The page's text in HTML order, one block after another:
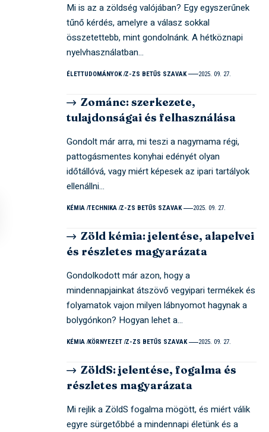
Mi is az a zöldség valójában? Egy egyszerűnek
tűnő kérdés, amelyre a válasz sokkal
összetettebb, mint gondolnánk. A hétköznapi
nyelvhasználatban…
ÉLETTUDOMÁNYOK Z-ZS BETŰS SZAVAK 2025. 09. 27.
Zománc: szerkezete,
tulajdonságai és felhasználása
Gondolt már arra, mi teszi a nagymama régi,
pattogásmentes konyhai edényét olyan
időtállóvá, vagy miért képesek az ipari tartályok
ellenállni…
KÉMIA TECHNIKA Z-ZS BETŰS SZAVAK 2025. 09. 27.
Zöld kémia: jelentése, alapelvei
és részletes magyarázata
Gondolkodott már azon, hogy a
mindennapjainkat átszövő vegyipari termékek és
folyamatok vajon milyen lábnyomot hagynak a
bolygónkon? Hogyan lehet a…
KÉMIA KÖRNYEZET Z-ZS BETŰS SZAVAK 2025. 09. 27.
ZöldS: jelentése, fogalma és
részletes magyarázata
Mi rejlik a ZöldS fogalma mögött, és miért válik
egyre sürgetőbbé a mindennapi életünk és a